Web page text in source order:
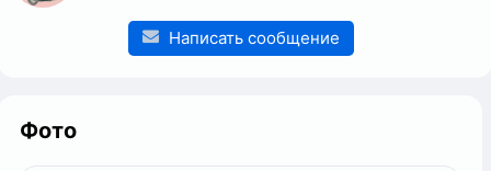
Написать сообщение
Фото